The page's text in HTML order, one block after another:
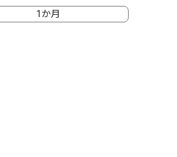
1か月